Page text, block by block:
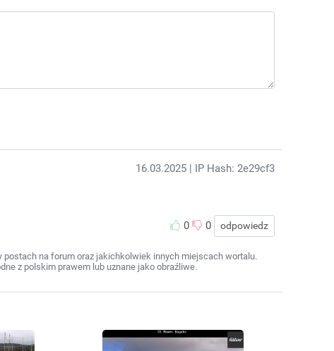
16.03.2025 | IP Hash: 2e29cf3
0 0 odpowiedz
na forum oraz jakichkolwiek innych miejscach wortalu.
z polskim prawem lub uznane jako obraźliwe.